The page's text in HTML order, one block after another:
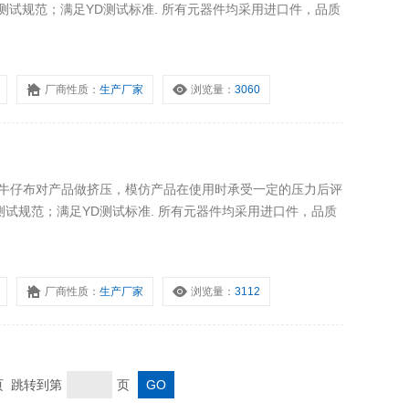
试规范；满足YD测试标准. 所有元器件均采用进口件，品质
厂商性质：生产厂家 浏览量：3060
仔布对产品做挤压，模仿产品在使用时承受一定的压力后评
规范；满足YD测试标准. 所有元器件均采用进口件，品质
厂商性质：生产厂家 浏览量：3112
跳转到第 页